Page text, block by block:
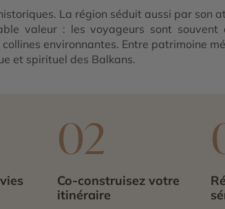
La région séduit aussi par son
valeur : les voyageurs sont souvent
environnantes. Entre patrimoine
et spirituel des Balkans.
02
Co-construisez votre
itinéraire